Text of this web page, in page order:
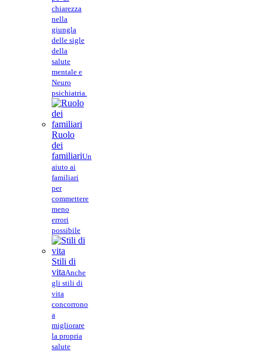
chiarezza
nella
giungla
delle sigle
della
salute
mentale e
Neuro
psichiatria.
Ruolo
dei
familiariUn
aiuto ai
familiari
per
commettere
meno
errori
possibile
Stili di
vitaAnche
gli stili di
vita
concorrono
a
migliorare
la propria
salute